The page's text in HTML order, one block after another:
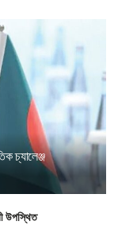
চ্যালেঞ্জ
উপস্থিত